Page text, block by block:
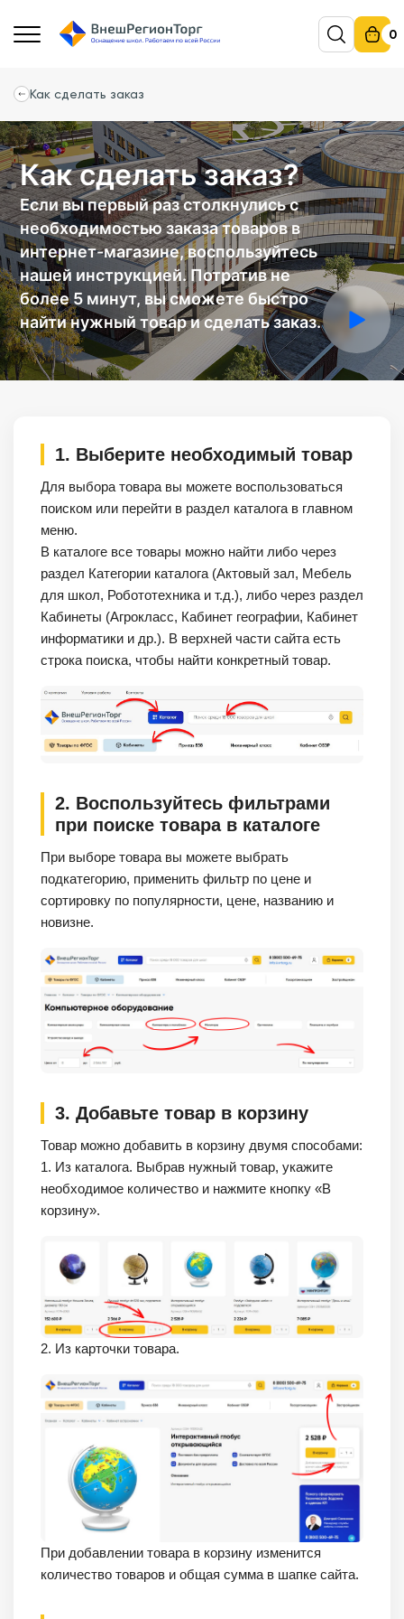
0
Как сделать заказ
Как сделать заказ?
Если вы первый раз столкнулись с
необходимостью заказа товаров в
интернет-магазине, воспользуйтесь
нашей инструкцией. Потратив не
более 5 минут, вы сможете быстро
найти нужный товар и сделать заказ.
1. Выберите необходимый товар
Для выбора товара вы можете воспользоваться
поиском или перейти в раздел каталога в главном
меню.
В каталоге все товары можно найти либо через
раздел Категории каталога (Актовый зал, Мебель
для школ, Робототехника и т.д.), либо через раздел
Кабинеты (Агрокласс, Кабинет географии, Кабинет
информатики и др.). В верхней части сайта есть
строка поиска, чтобы найти конкретный товар.
2. Воспользуйтесь фильтрами
при поиске товара в каталоге
При выборе товара вы можете выбрать
подкатегорию, применить фильтр по цене и
сортировку по популярности, цене, названию и
новизне.
3. Добавьте товар в корзину
Товар можно добавить в корзину двумя способами:
1. Из каталога. Выбрав нужный товар, укажите
необходимое количество и нажмите кнопку «В
корзину».
2. Из карточки товара.
При добавлении товара в корзину изменится
количество товаров и общая сумма в шапке сайта.